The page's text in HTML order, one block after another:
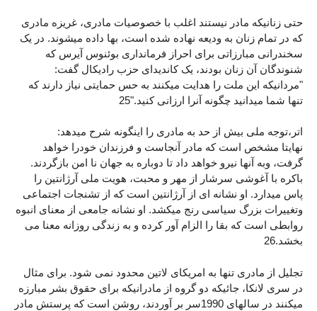
حتی زنانیکه مادر نیستند اغلب با خصوصیات مادری، غریزه مادری
که در تمام زنان به ودیعه نهاده شده است، بها داده میشوند. در یک
سخندرانی مبارزاتی برای احراز فرمانداری بوئنوس آیرس که
شنوندگان آن زنان بودند، یک کاندیدای حزب رادیکال گفت:
"مردانیکه این ملت را هدایت میکنند به حس حمایتی نیاز دارند که
تنها شما میدانید چگونه آنرا ارزانی کنید."25
اتر،توجه ملی بیش از حد به مادری را اینگونه شرح میدهد:
نهایتا مشخص است که مادر آنجاست و فرزندان خودرا خواهد
گرفت، وبه آنها نیرو خواهد داد تا دوباره به جهان نا امن بازگردند.
باکره با آغوشی سرشار از مهر و محبت، هویت ملی آرژانتین را
پاس میدارد. او نشانه ای از آرژانتین است که از تشنجات اجتماعی
وتغییرات بزرگ سیاسی رنج میکشد. او نشانه جامعی از معنای انبوه
روابطی است که بقا را الزام آور کرده و به زندگی روزانه معنا می
بخشد.26
تجلیل از مادری تنها به امریکای لاتین محدود نمی شود. برای مثال
در سری لانکا، جائیکه دو گروه از مادرانیکه برای حقوق بشر مبارزه
میکنند در سالهای 1990سر بر آوردند، روشن است که پرستش مادر